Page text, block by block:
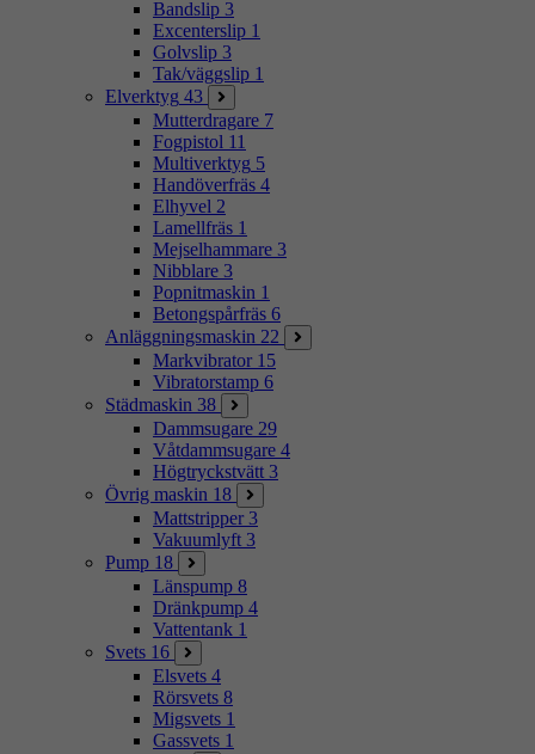
Bandslip 3
Excenterslip 1
Golvslip 3
Tak/väggslip 1
Elverktyg 43
Mutterdragare 7
Fogpistol 11
Multiverktyg 5
Handöverfräs 4
Elhyvel 2
Lamellfräs 1
Mejselhammare 3
Nibblare 3
Popnitmaskin 1
Betongspårfräs 6
Anläggningsmaskin 22
Markvibrator 15
Vibratorstamp 6
Städmaskin 38
Dammsugare 29
Våtdammsugare 4
Högtryckstvätt 3
Övrig maskin 18
Mattstripper 3
Vakuumlyft 3
Pump 18
Länspump 8
Dränkpump 4
Vattentank 1
Svets 16
Elsvets 4
Rörsvets 8
Migsvets 1
Gassvets 1